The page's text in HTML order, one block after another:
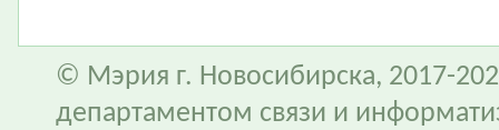
© Мэрия г. Новосибирска, 2017-
департаментом связи и